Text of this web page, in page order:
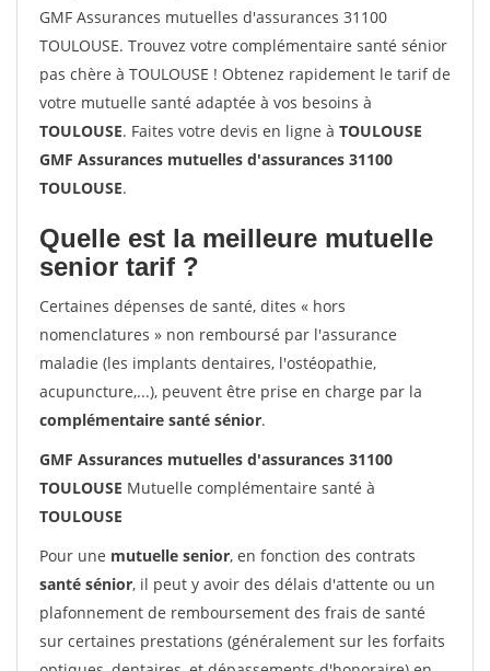
GMF Assurances mutuelles d'assurances 31100
TOULOUSE. Trouvez votre complémentaire santé sénior
pas chère à TOULOUSE ! Obtenez rapidement le tarif de
votre mutuelle santé adaptée à vos besoins à
TOULOUSE. Faites votre devis en ligne à TOULOUSE
GMF Assurances mutuelles d'assurances 31100
TOULOUSE.
Quelle est la meilleure mutuelle
senior tarif ?
Certaines dépenses de santé, dites « hors
nomenclatures » non remboursé par l'assurance
maladie (les implants dentaires, l'ostéopathie,
acupuncture,...), peuvent être prise en charge par la
complémentaire santé sénior.
GMF Assurances mutuelles d'assurances 31100
TOULOUSE Mutuelle complémentaire santé à
TOULOUSE
Pour une mutuelle senior, en fonction des contrats
santé sénior, il peut y avoir des délais d'attente ou un
plafonnement de remboursement des frais de santé
sur certaines prestations (généralement sur les forfaits